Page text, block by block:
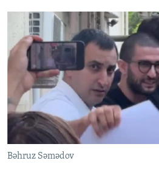
Bəhruz Səmədov